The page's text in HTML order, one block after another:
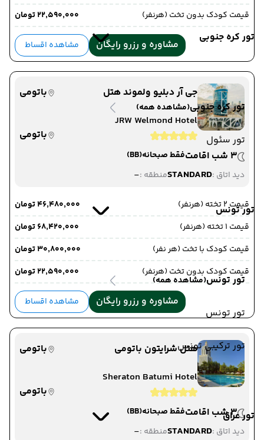
تور کره جنوبی
تور کره جنوبی(مشاهده همه)
تور سئول
تور تونس
تور تونس(مشاهده همه)
تور تونس
تور ترکیبی تونس
تور عراق
قیمت کودک بدون تخت (هرنفر)
۲۲٬۵۹۰٬۰۰۰ تومان
مشاوره و رزرو رایگان مشاهده اقساط
جی آر دبلیو ولموند هتل
باتومی
JRW Welmond Hotel
باتومی
3 شب اقامت
فقط صبحانه(BB)
دید اتاق :STANDARDمنطقه :-
قیمت 2 تخته (هرنفر)
۴۶٬۴۸۰٬۰۰۰ تومان
قیمت 1 تخته (هرنفر)
۶۸٬۴۲۰٬۰۰۰ تومان
قیمت کودک با تخت (هر نفر)
۳۰٬۸۰۰٬۰۰۰ تومان
قیمت کودک بدون تخت (هرنفر)
۲۲٬۵۹۰٬۰۰۰ تومان
مشاوره و رزرو رایگان مشاهده اقساط
هتل شرایتون باتومی
باتومی
Sheraton Batumi Hotel
باتومی
3 شب اقامت
فقط صبحانه(BB)
دید اتاق :STANDARDمنطقه :-